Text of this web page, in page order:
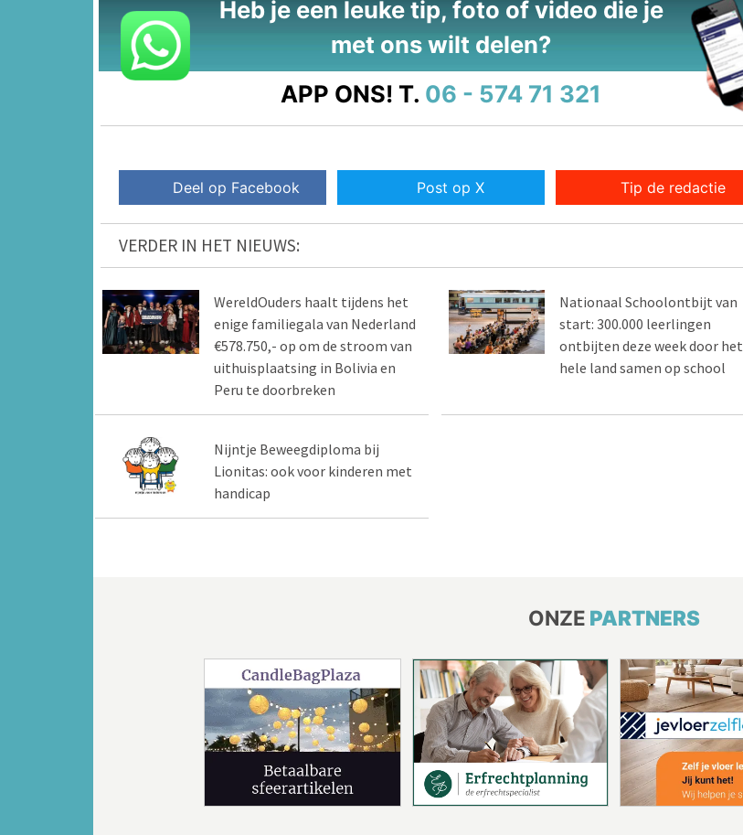
Heb je een leuke tip, foto of video die je
met ons wilt delen?
APP ONS! T. 06 - 574 71 321
Deel op Facebook Post op X Tip de redactie
VERDER IN HET NIEUWS:
WereldOuders haalt tijdens het
enige familiegala van Nederland
€578.750,- op om de stroom van
uithuisplaatsing in Bolivia en
Peru te doorbreken
Nationaal Schoolontbijt van
start: 300.000 leerlingen
ontbijten deze week door het
hele land samen op school
Nijntje Beweegdiploma bij
Lionitas: ook voor kinderen met
handicap
ONZE PARTNERS